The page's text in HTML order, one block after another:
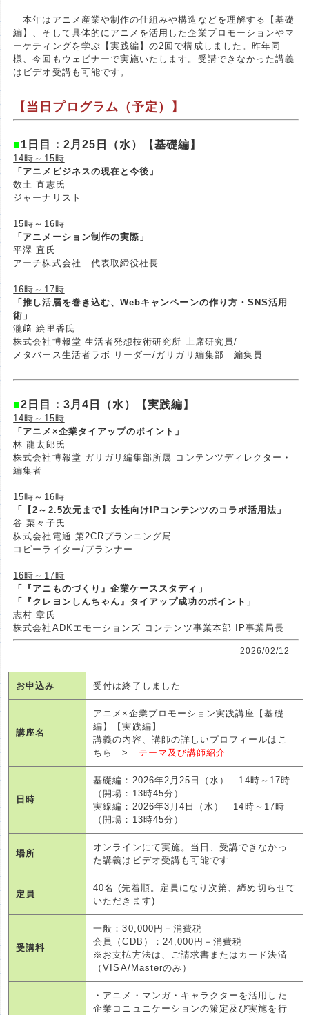
本年はアニメ産業や制作の仕組みや構造などを理解する【基礎
編】、そして具体的にアニメを活用した企業プロモーションやマ
ーケティングを学ぶ【実践編】の2回で構成しました。昨年同
様、今回もウェビナーで実施いたします。受講できなかった講義
はビデオ受講も可能です。
【当日プログラム（予定）】
■1日目： 2月25日（水）【基礎編】
14時～15時
「アニメビジネスの現在と今後」
数土 直志氏
ジャーナリスト
15時～16時
「アニメーション制作の実際」
平澤 直氏
アーチ株式会社 代表取締役社長
16時～17時
「推し活層を巻き込む、Webキャンペーンの作り方・SNS活用
術」
瀧﨑 絵里香氏
株式会社博報堂 生活者発想技術研究所 上席研究員/
メタバース生活者ラボ リーダー/ガリガリ編集部 編集員
■2日目：3月4日（水）【実践編】
14時～15時
「アニメ×企業タイアップのポイント」
林 龍太郎氏
株式会社博報堂 ガリガリ編集部所属 コンテンツディレクター・
編集者
15時～16時
「【2～2.5次元まで】女性向けIPコンテンツのコラボ活用法」
谷 菜々子氏
株式会社電通 第2CRプランニング局
コピーライター/プランナー
16時～17時
「『アニものづくり』企業ケーススタディ」
「『クレヨンしんちゃん』タイアップ成功のポイント」
志村 章氏
株式会社ADKエモーションズ コンテンツ事業本部 IP事業局長
2026/02/12
お申込み 受付は終了しました
講座名
アニメ×企業プロモーション実践講座【基礎
編】【実践編】
講義の内容、講師の詳しいプロフィールはこ
ちら > テーマ及び講師紹介
日時
基礎編：2026年2月25日（水） 14時～17時
（開場：13時45分）
実線編：2026年3月4日（水） 14時～17時
（開場：13時45分）
場所
オンラインにて実施。当日、受講できなかっ
た講義はビデオ受講も可能です
定員
40名 (先着順。定員になり次第、締め切らせて
いただきます)
受講料
一般：30,000円＋消費税
会員（CDB）：24,000円＋消費税
※お支払方法は、ご請求書またはカード決済
（VISA/Masterのみ）
・アニメ・マンガ・キャラクターを活用した
企業コニュニケーションの策定及び実施を行